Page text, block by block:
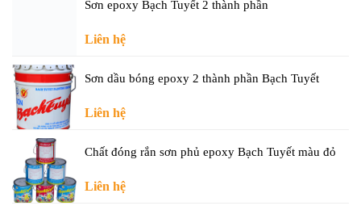
Sơn epoxy Bạch Tuyết 2 thành phần
Liên hệ
Sơn dầu bóng epoxy 2 thành phần Bạch Tuyết
Liên hệ
Chất đóng rắn sơn phủ epoxy Bạch Tuyết màu đỏ
Liên hệ